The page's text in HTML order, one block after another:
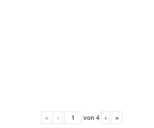
« ‹ von 4 › »